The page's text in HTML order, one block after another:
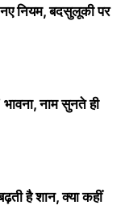
नियम, बदसुलूकी पर
भावना, नाम सुनते ही
है शान, क्या कहीं